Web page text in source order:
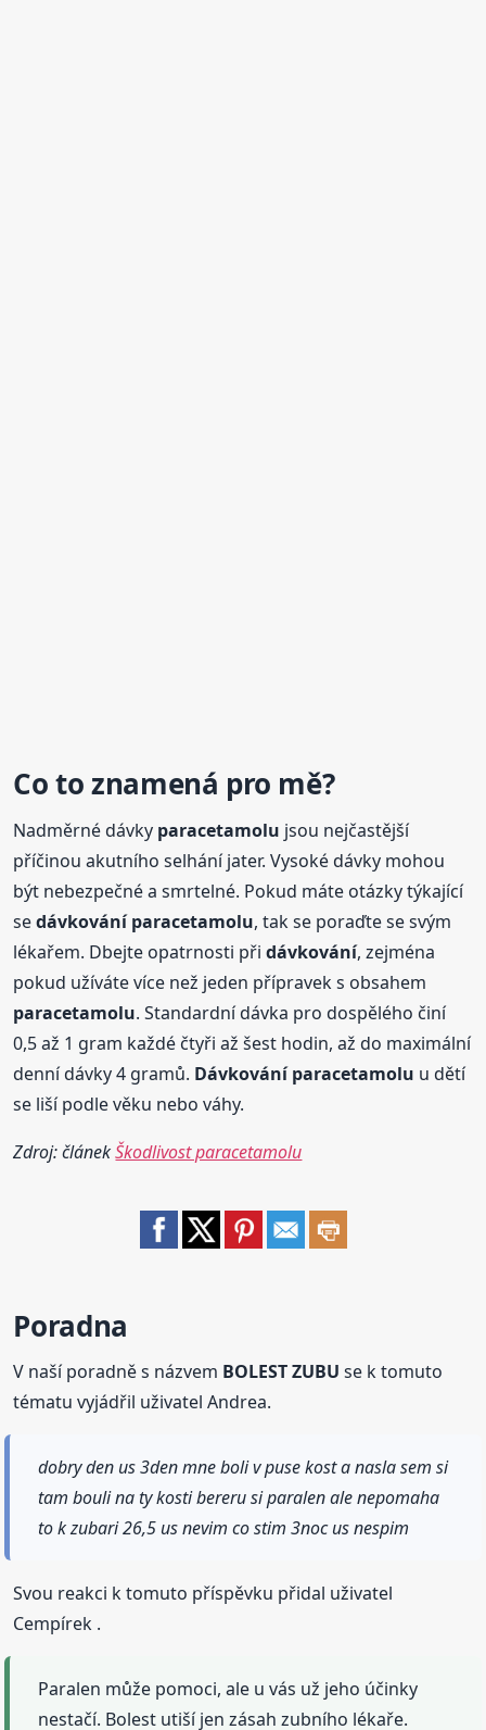
Co to znamená pro mě?
Nadměrné dávky paracetamolu jsou nejčastější
příčinou akutního selhání jater. Vysoké dávky mohou
být nebezpečné a smrtelné. Pokud máte otázky týkající
sedávkování paracetamolu, tak se poraďte se svým
lékařem. Dbejte opatrnosti přidávkování, zejména
pokud užíváte více než jeden přípravek s obsahem
paracetamolu. Standardní dávka pro dospělého činí
0,5 až 1 gram každé čtyři až šest hodin, až do maximální
denní dávky 4 gramů. Dávkování paracetamolu u dětí
se liší podle věku nebo váhy.
Zdroj: článekŠkodlivost paracetamolu
Poradna
V naší poradně s názvem BOLEST ZUBU se k tomuto
tématu vyjádřil uživatel Andrea.
dobry den us 3den mne boli v puse kost a nasla sem si
tam bouli na ty kosti bereru si paralen ale nepomaha
to k zubari 26,5 us nevim co stim 3noc us nespim
Svou reakci k tomuto příspěvku přidal uživatel
Cempírek .
Paralen může pomoci, ale u vás už jeho účinky
nestačí. Bolest utiší jen zásah zubního lékaře.